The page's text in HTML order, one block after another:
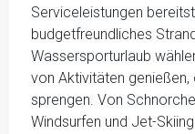
Serviceleistungen
budgetfreundliches
Wassersporturlaub
von Aktivitäten
sprengen. Von
Windsurfen und Jet-